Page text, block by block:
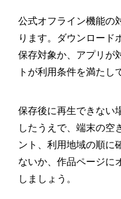
公式オフライン機能の
ります。ダウンロード
保存対象か、アプリが
トが利用条件を満たし
保存後に再生できない
したうえで、端末の空
ント、利用地域の順に
ないか、作品ページに
しましょう。